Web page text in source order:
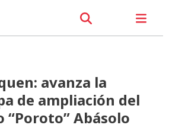
avanza la
de ampliación del
Abásolo